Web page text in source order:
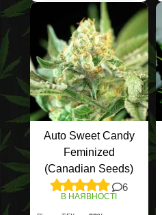
Auto Sweet Candy
Feminized
(Canadian Seeds)
6
В НАЯВНОСТІ